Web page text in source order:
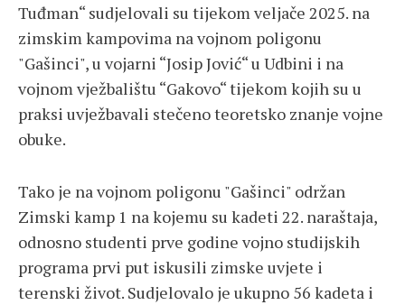
Tuđman“ sudjelovali su tijekom veljače 2025. na
zimskim kampovima na vojnom poligonu
"Gašinci", u vojarni “Josip Jović“ u Udbini i na
vojnom vježbalištu “Gakovo“ tijekom kojih su u
praksi uvježbavali stečeno teoretsko znanje vojne
obuke.
Tako je na vojnom poligonu "Gašinci" održan
Zimski kamp 1 na kojemu su kadeti 22. naraštaja,
odnosno studenti prve godine vojno studijskih
programa prvi put iskusili zimske uvjete i
terenski život. Sudjelovalo je ukupno 56 kadeta i